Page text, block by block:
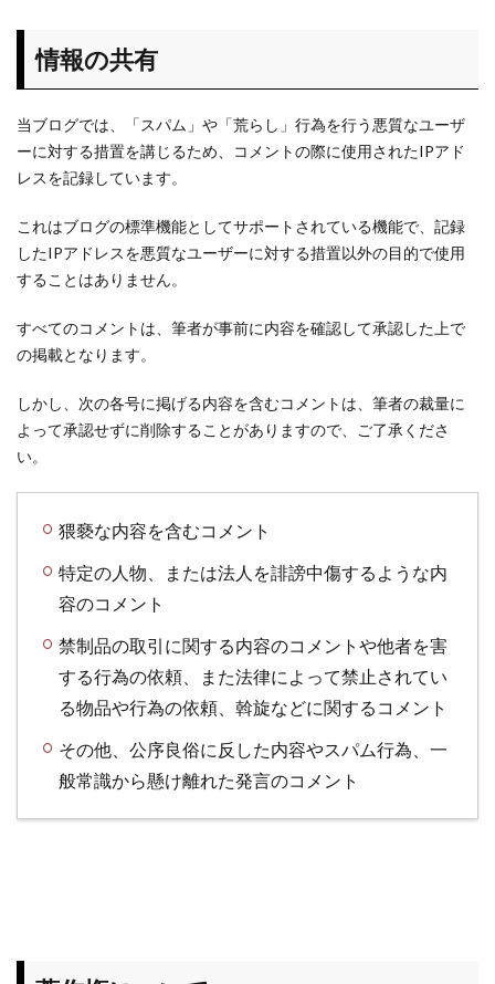
情報の共有
当ブログでは、「スパム」や「荒らし」行為を行う悪質なユーザ
ーに対する措置を講じるため、コメントの際に使用されたIPアド
レスを記録しています。
これはブログの標準機能としてサポートされている機能で、記録
したIPアドレスを悪質なユーザーに対する措置以外の目的で使用
することはありません。
すべてのコメントは、筆者が事前に内容を確認して承認した上で
の掲載となります。
しかし、次の各号に掲げる内容を含むコメントは、筆者の裁量に
よって承認せずに削除することがありますので、ご了承くださ
い。
猥褻な内容を含むコメント
特定の人物、または法人を誹謗中傷するような内
容のコメント
禁制品の取引に関する内容のコメントや他者を害
する行為の依頼、また法律によって禁止されてい
る物品や行為の依頼、斡旋などに関するコメント
その他、公序良俗に反した内容やスパム行為、一
般常識から懸け離れた発言のコメント